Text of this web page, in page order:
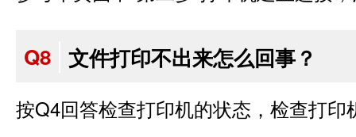
Q8 文件打印不出来怎么回事？
按Q4回答检查打印机的状态，检查打